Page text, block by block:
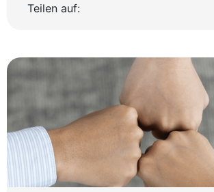
Teilen auf: